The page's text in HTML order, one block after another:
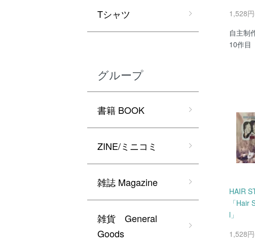
1,528
自主制
10作目
HAIR
「Hair
l」
1,528
Tシャツ
グループ
書籍 BOOK
ZINE/ミニコミ
雑誌 Magazine
雑貨 General
Goods